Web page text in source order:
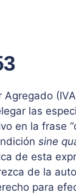
las
en la frase
sine
de esta
de la
para